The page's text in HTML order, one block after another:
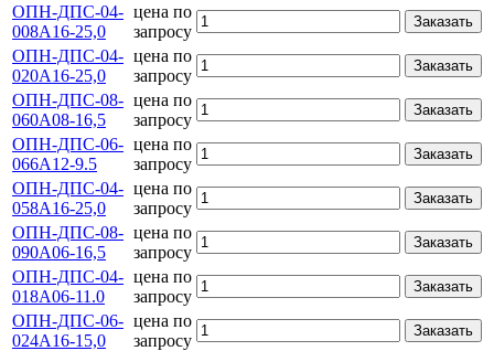
ОПН-ДПС-04-
008А16-25,0
цена по
запросу
Заказать
ОПН-ДПС-04-
020А16-25,0
цена по
запросу
Заказать
ОПН-ДПС-08-
060А08-16,5
цена по
запросу
Заказать
ОПН-ДПС-06-
066А12-9.5
цена по
запросу
Заказать
ОПН-ДПС-04-
058А16-25,0
цена по
запросу
Заказать
ОПН-ДПС-08-
090А06-16,5
цена по
запросу
Заказать
ОПН-ДПС-04-
018А06-11.0
цена по
запросу
Заказать
ОПН-ДПС-06-
024А16-15,0
цена по
запросу
Заказать